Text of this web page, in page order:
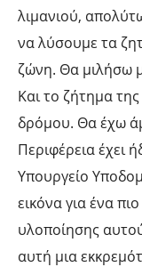
λιμανιού,
να λύσουμε τα
ζώνη. Θα μιλήσω
Και το ζήτημα
δρόμου. Θα έχω
Περιφέρεια έχει
Υπουργείο
εικόνα για ένα
υλοποίησης
αυτή μια